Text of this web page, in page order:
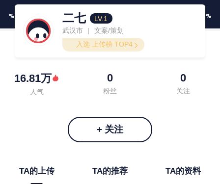
二七
LV.1
武汉市
|
文案/策划
入选 上传榜 TOP4
16.81万
人气
0
粉丝
0
关注
+ 关注
TA的上传 TA的推荐 TA的资料